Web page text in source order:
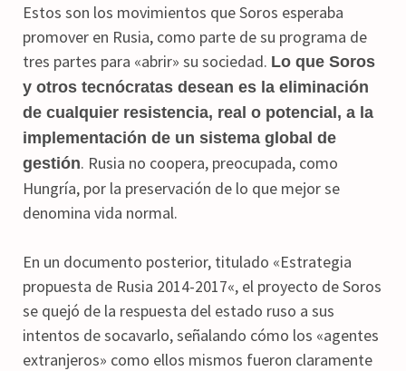
Estos son los movimientos que Soros esperaba
promover en Rusia, como parte de su programa de
tres partes para «abrir» su sociedad. Lo que Soros
y otros tecnócratas desean es la eliminación
de cualquier resistencia, real o potencial, a la
implementación de un sistema global de
gestión. Rusia no coopera, preocupada, como
Hungría, por la preservación de lo que mejor se
denomina vida normal.
En un documento posterior, titulado «Estrategia
propuesta de Rusia 2014-2017«, el proyecto de Soros
se quejó de la respuesta del estado ruso a sus
intentos de socavarlo, señalando cómo los «agentes
extranjeros» como ellos mismos fueron claramente